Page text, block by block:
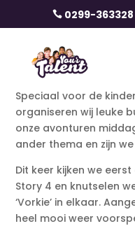
 0299-363328
Speciaal voor de
organiseren wij leuke
onze avonturen
ander thema en zijn
Dit keer kijken we
Story 4 en knutselen
‘Vorkie’ in elkaar.
heel mooi weer